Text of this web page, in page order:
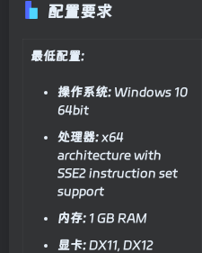
配置要求
最低配置:
操作系统: Windows 10
64bit
处理器: x64
architecture with
SSE2 instruction set
support
内存: 1 GB RAM
显卡:DX11, DX12